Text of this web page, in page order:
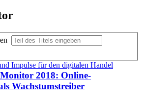
2018: Online-
Wachstumstreiber